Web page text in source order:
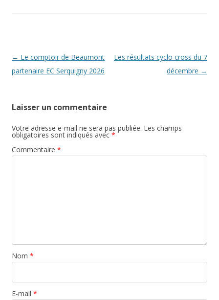
Navigation des articles
← Le comptoir de Beaumont
partenaire EC Serquigny 2026
Les résultats cyclo cross du 7
décembre →
Laisser un commentaire
Votre adresse e-mail ne sera pas publiée. Les champs
obligatoires sont indiqués avec *
Commentaire *
Nom *
E-mail *